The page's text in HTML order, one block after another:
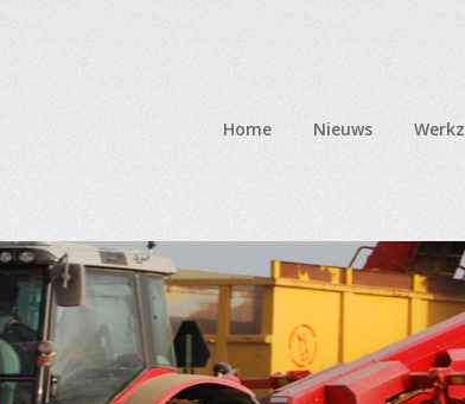
Home Nieuws